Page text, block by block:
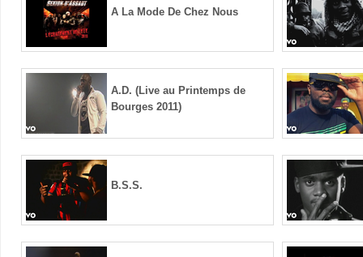
A La Mode De Chez Nous
A.D. (Live au Printemps de
Bourges 2011)
B.S.S.